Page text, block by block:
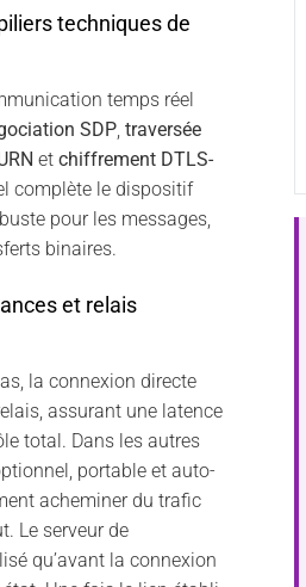
techniques de
temps réel
SDP, traversée
et chiffrement DTLS-
complète le dispositif
pour les messages,
binaires.
et relais
la connexion directe
assurant une latence
total. Dans les autres
portable et auto-
acheminer du trafic
Le serveur de
qu’avant la connexion